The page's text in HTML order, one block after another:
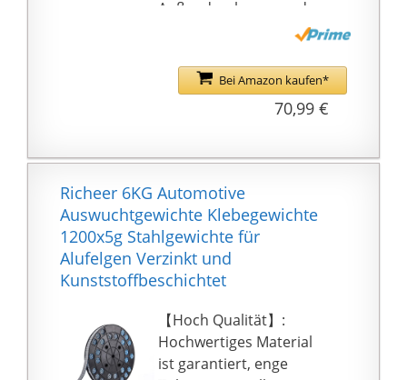
Außendurchmesser des
Schraubendorngewind
Geeignet für Rädern
aus Aluminium, Stahl
oder Leichtmetall z.B.
Konusgröße: 1 # 40mm
Konusgröße:
Frontdurchmesser 62
mm; Zurück dia. 45 mm
(1,77 "bis 2,44"). 2 #
40mm Konusgröße:
Frontdurchmesser 80
mm; Zurück dia. 52 mm
(2,05 "bis 3,15"). 3 #
40mm Konusgröße:
Bei Amazon kaufen*
70,99 €
Richeer 6KG Automotive
Auswuchtgewichte Klebegewichte
1200x5g Stahlgewichte für
Alufelgen Verzinkt und
Kunststoffbeschichtet
【Hoch Qualität】:
Hochwertiges Material
ist garantiert, enge